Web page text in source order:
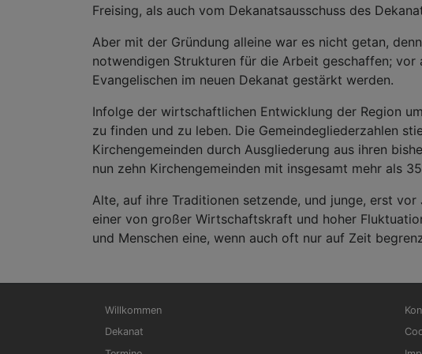
Freising, als auch vom Dekanatsausschuss des
Aber mit der Gründung alleine war es nicht getan,
notwendigen Strukturen für die Arbeit geschaffen;
Evangelischen im neuen Dekanat gestärkt werden.
Infolge der wirtschaftlichen Entwicklung der Region
zu finden und zu leben. Die Gemeindegliederzahlen
Kirchengemeinden durch Ausgliederung aus ihren
nun zehn Kirchengemeinden mit insgesamt mehr als
Alte, auf ihre Traditionen setzende, und junge, erst
einer von großer Wirtschaftskraft und hoher
und Menschen eine, wenn auch oft nur auf Zeit
Hauptnavigation
Willkommen
Dekanat